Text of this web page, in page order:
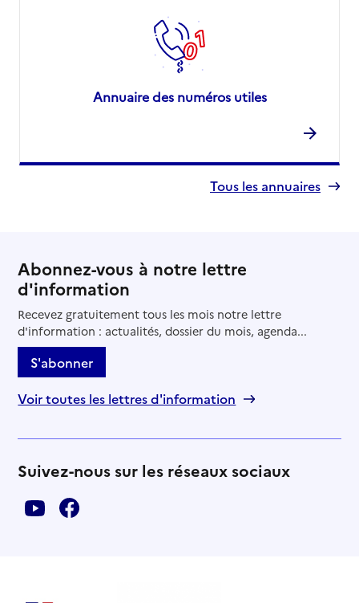
Annuaire des numéros utiles
Tous les annuaires
Abonnez-vous à notre lettre
d'information
Recevez gratuitement tous les mois notre lettre
d'information : actualités, dossier du mois, agenda...
S'abonner
Voir toutes les lettres d'information
Suivez-nous sur les réseaux sociaux